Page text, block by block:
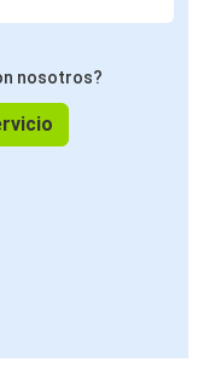
nosotros?